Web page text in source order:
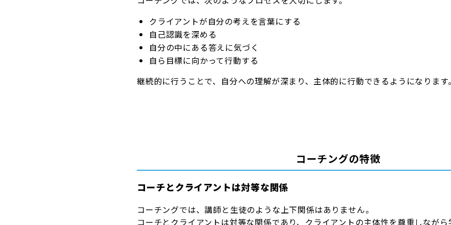
クライアントが自分の考えを言葉にする
自己認識を深める
自分の中にある答えに気づく
自ら目標に向かって行動する
継続的に行うことで、自分への理解が深まり、主体的に行動できるようになります。
コーチングの特徴
コーチとクライアントは対等な関係
コーチングでは、講師と生徒のような上下関係はありません。
コーチとクライアントは対等な関係であり、クライアントの主体性を尊重しなが